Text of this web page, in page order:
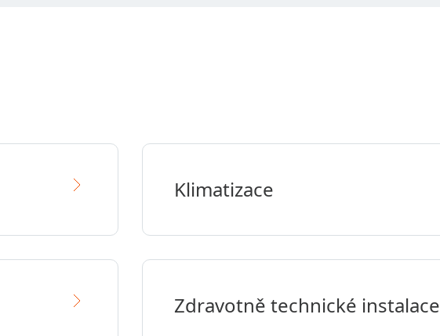
Klimatizace
Zdravotně technické instalace